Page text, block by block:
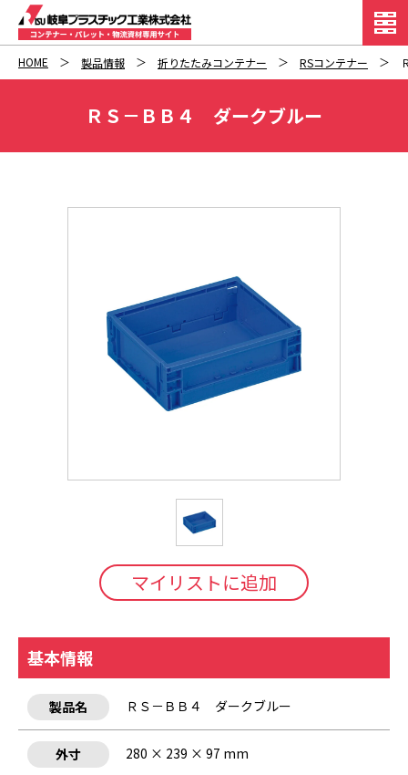
HOME 製品情報 折りたたみコンテナー RSコンテナー
ＲＳ－ＢＢ４ ダークブルー
マイリストに追加
基本情報
製品名 ＲＳ－ＢＢ４ ダークブルー
外寸 280 × 239 × 97 mm